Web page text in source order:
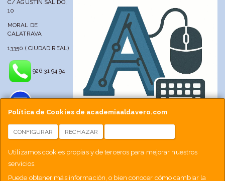
Política de Cookies de academiaaldavero.com
CONFIGURAR RECHAZAR
Utilizamos cookies propias y de terceros para mejorar nuestros
servicios.
Puede obtener más información, o bien conocer cómo cambiar la
C/ AGUSTÍN SALIDO,
10
MORAL DE
CALATRAVA
13350 ( CIUDAD REAL)
926 31 94 94